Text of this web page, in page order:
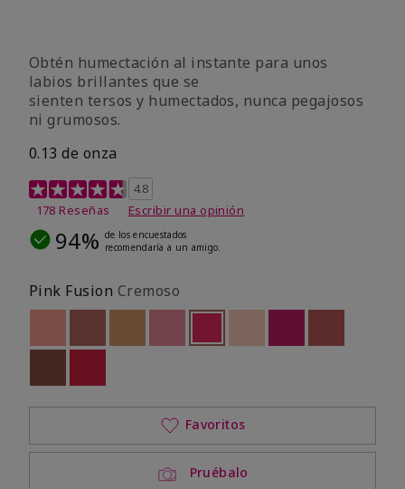
Obtén humectación al instante para unos
labios brillantes que se
sienten tersos y humectados, nunca pegajosos
ni grumosos.
0.13 de onza
Calificación de clientes de 4,8 de 5
4.8
178 Reseñas
Escribir una opinión
94% de los encuestados
recomendaría a un amigo.
Pink Fusion Cremoso
Out of stockOut of stockseleccionado
Out of stock
Pruébalo
Favoritos